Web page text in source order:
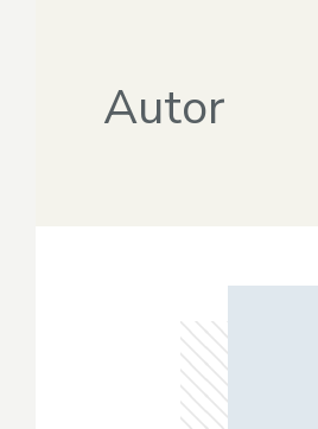
Autor